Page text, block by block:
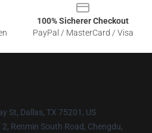
100% Sicherer Checkout
PayPal / MasterCard / Visa
St, Dallas, TX 75201, US
Renmin South Road, Chengdu,